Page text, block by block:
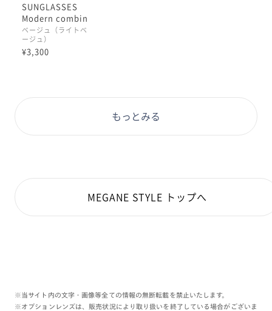
SUNGLASSES
Modern combin
ation&titanium
ベージュ（ライトベ
ージュ）
¥3,300
もっとみる
MEGANE STYLE トップへ
※当サイト内の文字・画像等全ての情報の無断転載を禁止いたします。
※オプションレンズは、販売状況により取り扱いを終了している場合がございま